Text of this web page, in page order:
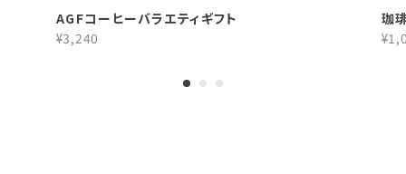
AGFコーヒーバラエティギフト
¥3,240
珈